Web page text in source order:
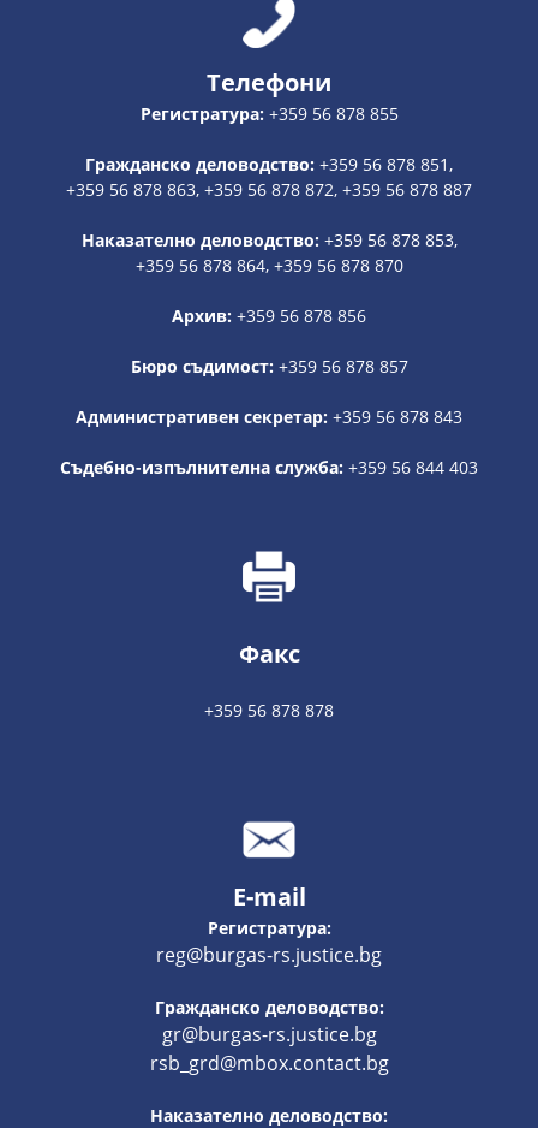
Телефони
Регистратура: +359 56 878 855
Гражданско деловодство: +359 56 878 851,
+359 56 878 863, +359 56 878 872, +359 56 878 887
Наказателно деловодство: +359 56 878 853,
+359 56 878 864, +359 56 878 870
Архив: +359 56 878 856
Бюро съдимост: +359 56 878 857
Административен секретар: +359 56 878 843
Съдебно-изпълнителна служба: +359 56 844 403
Факс
+359 56 878 878
E-mail
Регистратура:
reg@burgas-rs.justice.bg
Гражданско деловодство:
gr@burgas-rs.justice.bg
rsb_grd@mbox.contact.bg
Наказателно деловодство: